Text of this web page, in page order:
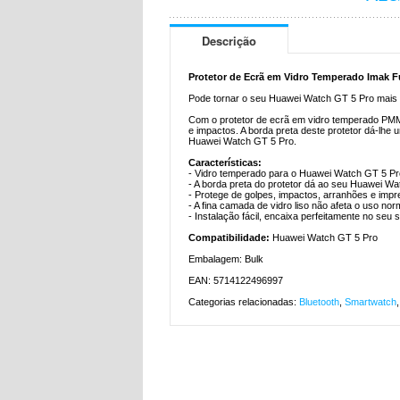
Descrição
Protetor de Ecrã em Vidro Temperado Imak
Pode tornar o seu Huawei Watch GT 5 Pro
Com o protetor de ecrã em vidro temperado
e impactos. A borda preta deste protetor dá-lhe
Huawei Watch GT 5 Pro.
Características:
- Vidro temperado para o Huawei Watch GT 5
- A borda preta do protetor dá ao seu Huawei
- Protege de golpes, impactos, arranhões e
- A fina camada de vidro liso não afeta o uso
- Instalação fácil, encaixa perfeitamente no seu
Compatibilidade: Huawei Watch GT 5 Pro
Embalagem: Bulk
EAN: 5714122496997
Categorias relacionadas: Bluetooth Smartwatch